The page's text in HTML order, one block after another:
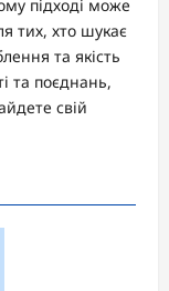
підході може
тих, хто шукає
та якість
та поєднань,
свій